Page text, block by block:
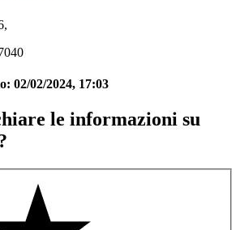
02/02/2024, 17:03
le informazioni su